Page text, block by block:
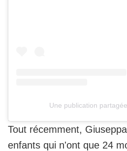
Une publication
Tout récemment,
enfants qui n'ont que 24